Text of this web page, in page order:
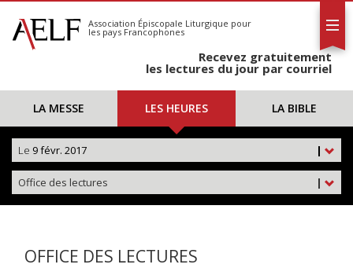
S'abonner
Calendrier
Association Épiscopale Liturgique pour
les pays Francophones
Recevez gratuitement
les lectures du jour par courriel
LA MESSE LES HEURES LA BIBLE
|
Le 9 févr. 2017
|
Office des lectures
OFFICE DES LECTURES